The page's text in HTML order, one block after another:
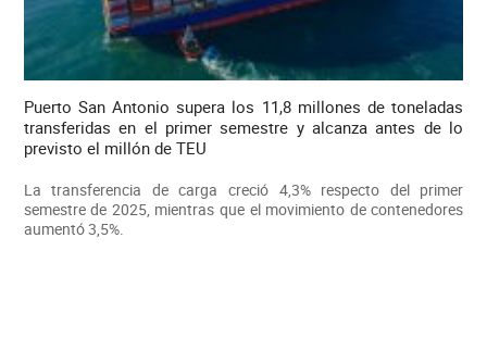
Puerto San Antonio supera los 11,8 millones de toneladas
transferidas en el primer semestre y alcanza antes de lo
previsto el millón de TEU
La transferencia de carga creció 4,3% respecto del primer
semestre de 2025, mientras que el movimiento de contenedores
aumentó 3,5%.